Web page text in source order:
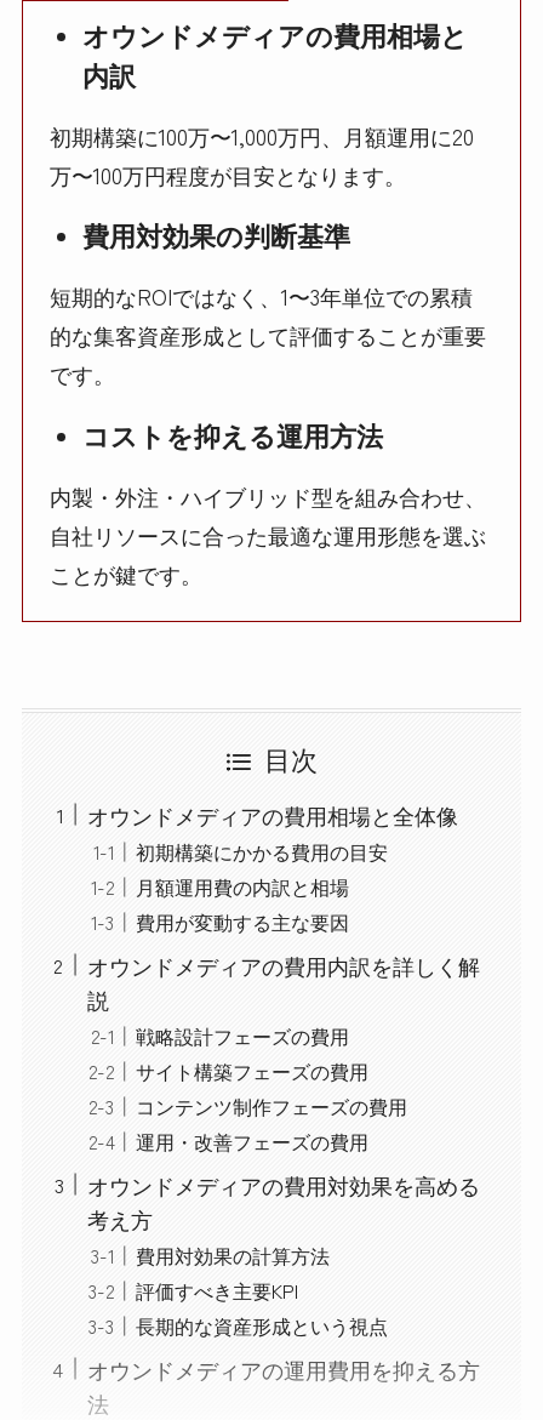
オウンドメディアの費用相場と
内訳
初期構築に100万〜1,000万円、月額運用に20
万〜100万円程度が目安となります。
費用対効果の判断基準
短期的なROIではなく、1〜3年単位での累積
的な集客資産形成として評価することが重要
です。
コストを抑える運用方法
内製・外注・ハイブリッド型を組み合わせ、
自社リソースに合った最適な運用形態を選ぶ
ことが鍵です。
目次
オウンドメディアの費用相場と全体像
初期構築にかかる費用の目安
月額運用費の内訳と相場
費用が変動する主な要因
オウンドメディアの費用内訳を詳しく解
説
戦略設計フェーズの費用
サイト構築フェーズの費用
コンテンツ制作フェーズの費用
運用・改善フェーズの費用
オウンドメディアの費用対効果を高める
考え方
費用対効果の計算方法
評価すべき主要KPI
長期的な資産形成という視点
オウンドメディアの運用費用を抑える方
法